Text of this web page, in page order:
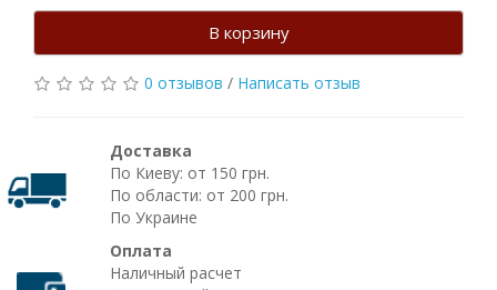
В корзину
0 отзывов / Написать отзыв
Доставка
По Киеву: от 150 грн.
По области: от 200 грн.
По Украине
Оплата
Наличный расчет